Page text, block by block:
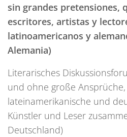
sin grandes pretensiones,
escritores, artistas y
latinoamericanos y
Alemania)
Literarisches
und ohne große
lateinamerikanische und
Künstler und Leser
Deutschland)